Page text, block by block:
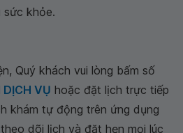
sức khỏe.
Quý khách vui lòng bấm số
DỊCH VỤ hoặc đặt lịch trực tiếp
khám tự động trên ứng dụng
dõi lịch và đặt hẹn mọi lúc